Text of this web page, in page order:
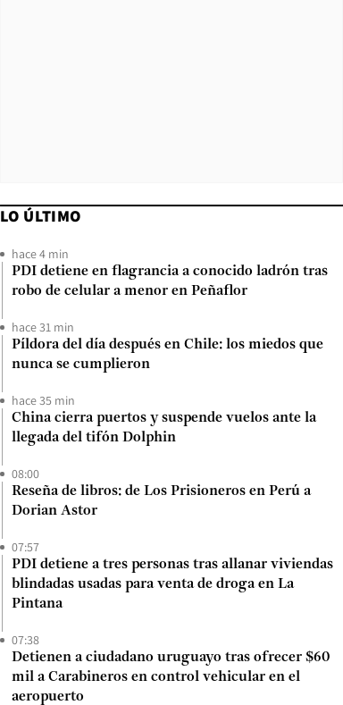
LO ÚLTIMO
hace 4 min
PDI detiene en flagrancia a conocido ladrón tras
robo de celular a menor en Peñaflor
hace 31 min
Píldora del día después en Chile: los miedos que
nunca se cumplieron
hace 35 min
China cierra puertos y suspende vuelos ante la
llegada del tifón Dolphin
08:00
Reseña de libros: de Los Prisioneros en Perú a
Dorian Astor
07:57
PDI detiene a tres personas tras allanar viviendas
blindadas usadas para venta de droga en La
Pintana
07:38
Detienen a ciudadano uruguayo tras ofrecer $60
mil a Carabineros en control vehicular en el
aeropuerto